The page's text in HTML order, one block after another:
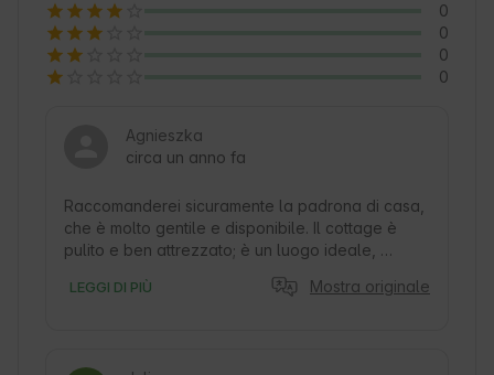
0
0
0
0
Agnieszka
circa un anno fa
Raccomanderei sicuramente la padrona di casa,
che è molto gentile e disponibile. Il cottage è
pulito e ben attrezzato; è un luogo ideale,
caffè del mattino con vista sulle montagne
LEGGI DI PIÙ Mostra originale